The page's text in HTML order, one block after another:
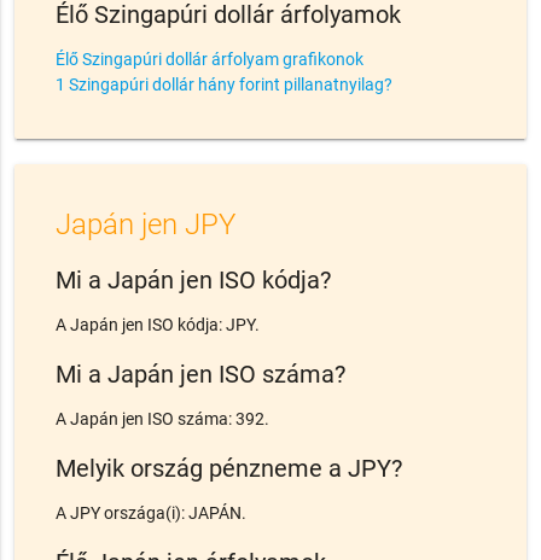
Élő Szingapúri dollár árfolyamok
Élő Szingapúri dollár árfolyam grafikonok
1 Szingapúri dollár hány forint pillanatnyilag?
Japán jen JPY
Mi a Japán jen ISO kódja?
A Japán jen ISO kódja: JPY.
Mi a Japán jen ISO száma?
A Japán jen ISO száma: 392.
Melyik ország pénzneme a JPY?
A JPY országa(i): JAPÁN.